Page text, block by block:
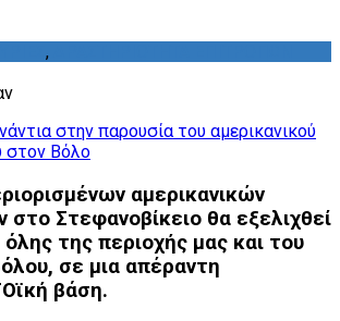
,
αμερικανικών
Στεφανοβίκειο θα εξελιχθεί
της περιοχής μας και του
σε μια απέραντη
βάση.